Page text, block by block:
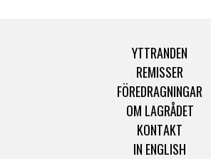
YTTRANDEN
REMISSER
FÖREDRAGNINGAR
OM LAGRÅDET
KONTAKT
IN ENGLISH